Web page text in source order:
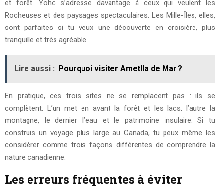
et forêt. Yoho s’adresse davantage à ceux qui veulent les
Rocheuses et des paysages spectaculaires. Les Mille-Îles, elles,
sont parfaites si tu veux une découverte en croisière, plus
tranquille et très agréable.
Lire aussi : Pourquoi visiter Ametlla de Mar ?
En pratique, ces trois sites ne se remplacent pas : ils se
complètent. L’un met en avant la forêt et les lacs, l’autre la
montagne, le dernier l’eau et le patrimoine insulaire. Si tu
construis un voyage plus large au Canada, tu peux même les
considérer comme trois façons différentes de comprendre la
nature canadienne.
Les erreurs fréquentes à éviter